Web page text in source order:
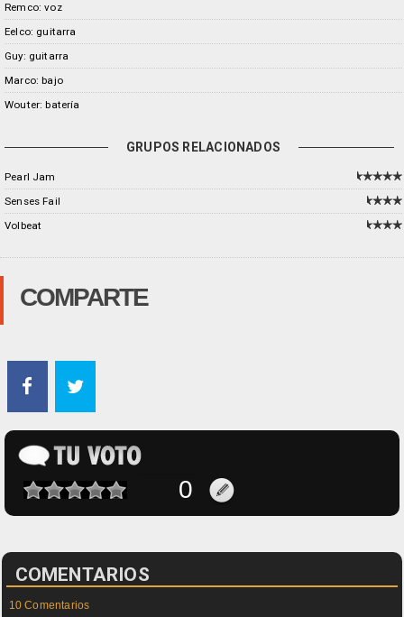
Remco: voz
Eelco: guitarra
Guy: guitarra
Marco: bajo
Wouter: batería
GRUPOS RELACIONADOS
Pearl Jam
Senses Fail
Volbeat
COMPARTE
COMENTARIOS
10 Comentarios